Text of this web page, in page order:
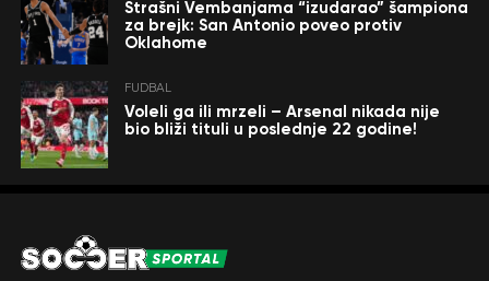
Strašni Vembanjama “izudarao” šampiona
za brejk: San Antonio poveo protiv
Oklahome
FUDBAL
Voleli ga ili mrzeli – Arsenal nikada nije
bio bliži tituli u poslednje 22 godine!